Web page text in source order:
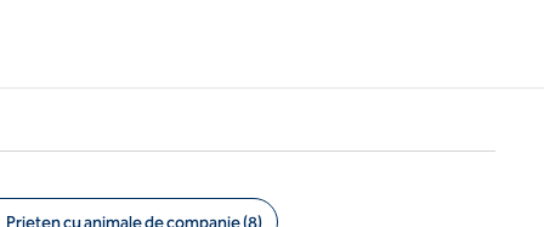
Prieten cu animale de companie (8)